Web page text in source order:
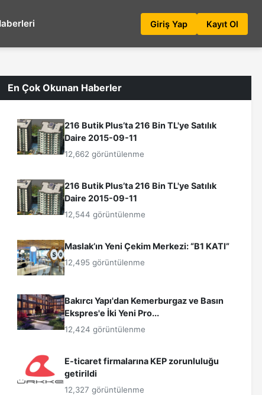
Giriş Yap Kayıt Ol
En Çok Okunan Haberler
216 Butik Plus’ta 216 Bin TL'ye Satılık
Daire 2015-09-11
12,662 görüntülenme
216 Butik Plus’ta 216 Bin TL'ye Satılık
Daire 2015-09-11
12,544 görüntülenme
Maslak’ın Yeni Çekim Merkezi: “B1 KATI”
12,495 görüntülenme
Bakırcı Yapı'dan Kemerburgaz ve Basın
Ekspres'e İki Yeni Pro...
12,424 görüntülenme
E-ticaret firmalarına KEP zorunluluğu
getirildi
12,327 görüntülenme